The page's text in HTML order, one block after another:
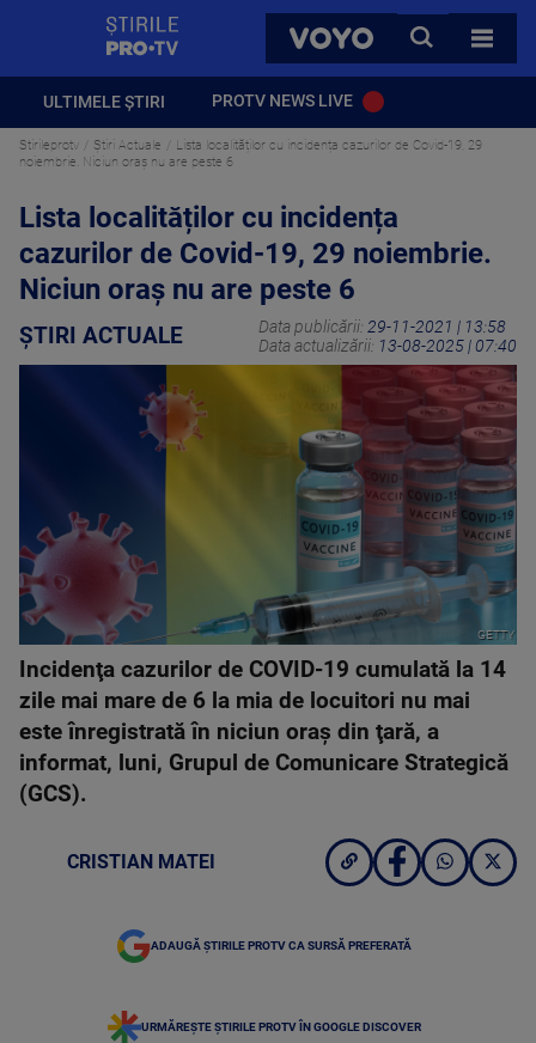
VOYO
CAUTA
TOATE
ULTIMELE ȘTIRI PROTV NEWS LIVE
Stirileprotv Știri Actuale
Lista localităților cu incidența cazurilor de Covid-19, 29
noiembrie. Niciun oraș nu are peste 6
Lista localităților cu incidența
cazurilor de Covid-19, 29 noiembrie.
Niciun oraș nu are peste 6
ȘTIRI ACTUALE Data publicării: 29-11-2021 | 13:58
Data actualizării: 13-08-2025 | 07:40
GETTY
Incidenţa cazurilor de COVID-19 cumulată la 14
zile mai mare de 6 la mia de locuitori nu mai
este înregistrată în niciun oraş din ţară, a
informat, luni, Grupul de Comunicare Strategică
(GCS).
CRISTIAN MATEI
ADAUGĂ ȘTIRILE PROTV CA SURSĂ PREFERATĂ
URMĂREȘTE ȘTIRILE PROTV ÎN GOOGLE DISCOVER